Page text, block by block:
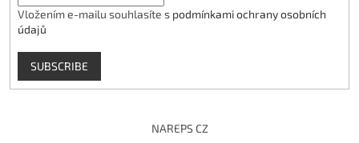
Vložením e-mailu souhlasíte s podmínkami ochrany osobních
údajů
SUBSCRIBE
NAREPS CZ